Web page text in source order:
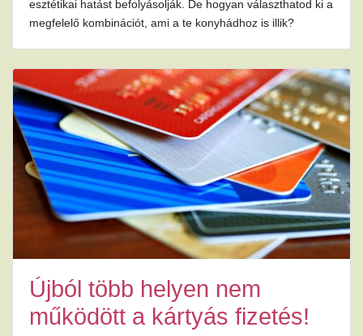
esztétikai hatást befolyásolják. De hogyan választhatod ki a
megfelelő kombinációt, ami a te konyhádhoz is illik?
Újból több helyen nem
működött a kártyás fizetés!